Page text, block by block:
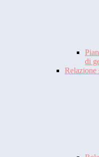
di
Relazione